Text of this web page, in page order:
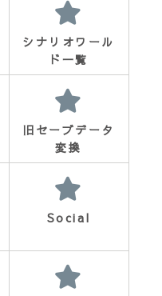
シナリオワール
ド一覧
旧セーブデータ
変換
Social